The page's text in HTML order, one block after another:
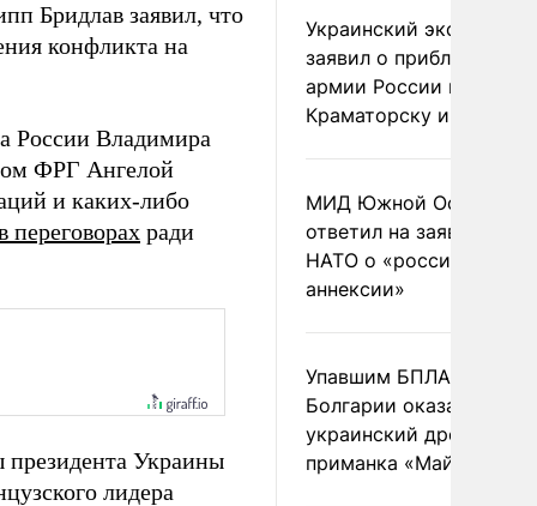
Бридлав заявил, что
конфликта на
России Владимира
ФРГ Ангелой
и каких-либо
переговорах ради
президента Украины
лидера
Украинский эксперт
заявил о приближении
армии России к
Краматорску и
МИД Южной Осетии
ответил на заявления
НАТО о «российской
аннексии»
Упавшим БПЛА в
Болгарии оказался
украинский дрон-
приманка «Майя»